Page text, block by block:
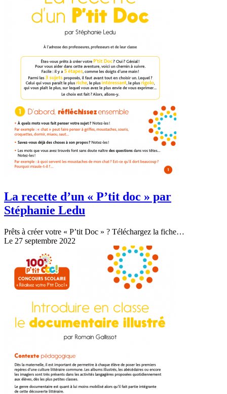
La recette d’un « P’tit doc » par
Stéphanie Ledu
Prêts à créer votre « P’tit Doc » ? Téléchargez la fiche…
Le 27 septembre 2022